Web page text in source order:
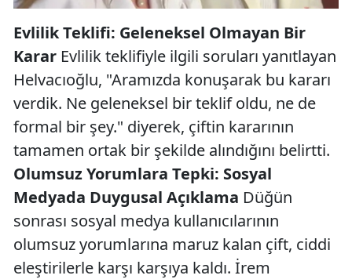
Evlilik Teklifi: Geleneksel Olmayan Bir
Karar Evlilik teklifiyle ilgili soruları yanıtlayan
Helvacıoğlu, "Aramızda konuşarak bu kararı
verdik. Ne geleneksel bir teklif oldu, ne de
formal bir şey." diyerek, çiftin kararının
tamamen ortak bir şekilde alındığını belirtti.
Olumsuz Yorumlara Tepki: Sosyal
Medyada Duygusal Açıklama Düğün
sonrası sosyal medya kullanıcılarının
olumsuz yorumlarına maruz kalan çift, ciddi
eleştirilerle karşı karşıya kaldı. İrem